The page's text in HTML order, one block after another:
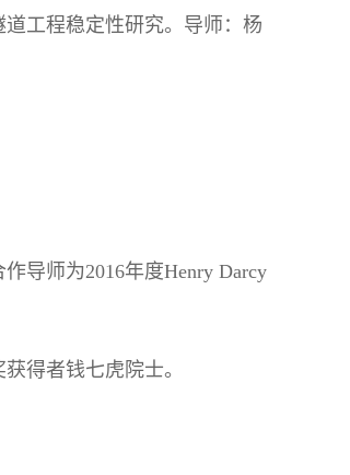
工程稳定性研究。导师：杨
导师为2016年度Henry Darcy
得者钱七虎院士。